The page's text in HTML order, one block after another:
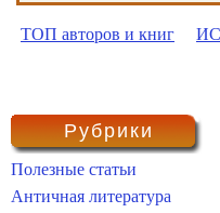
ТОП авторов и книг
Рубрики
Полезные статьи
Античная литература